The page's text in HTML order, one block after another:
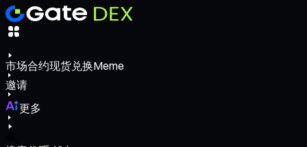
市场合约现货兑换Meme
邀请
更多